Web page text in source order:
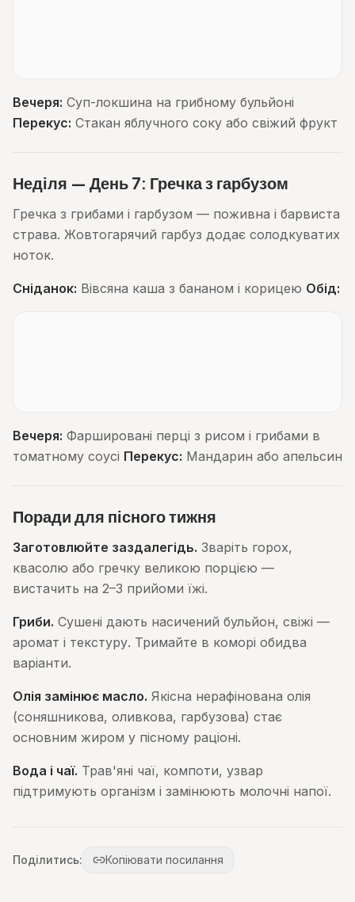
Вечеря: Суп-локшина на грибному бульйоні
Перекус: Стакан яблучного соку або свіжий фрукт
Неділя — День 7: Гречка з гарбузом
Гречка з грибами і гарбузом — поживна і барвиста
страва. Жовтогарячий гарбуз додає солодкуватих
ноток.
Сніданок: Вівсяна каша з бананом і корицею Обід:
Вечеря: Фаршировані перці з рисом і грибами в
томатному соусі Перекус: Мандарин або апельсин
Поради для пісного тижня
Заготовлюйте заздалегідь. Зваріть горох,
квасолю або гречку великою порцією —
вистачить на 2–3 прийоми їжі.
Гриби. Сушені дають насичений бульйон, свіжі —
аромат і текстуру. Тримайте в коморі обидва
варіанти.
Олія замінює масло. Якісна нерафінована олія
(соняшникова, оливкова, гарбузова) стає
основним жиром у пісному раціоні.
Вода і чаї. Трав'яні чаї, компоти, узвар
підтримують організм і замінюють молочні напої.
Поділитись: Копіювати посилання